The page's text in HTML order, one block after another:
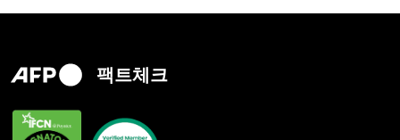
팩트체크